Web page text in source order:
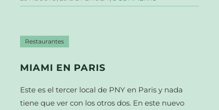
Restaurantes
MIAMI EN PARIS
Este es el tercer local de PNY en Paris y nada
tiene que ver con los otros dos. En este nuevo